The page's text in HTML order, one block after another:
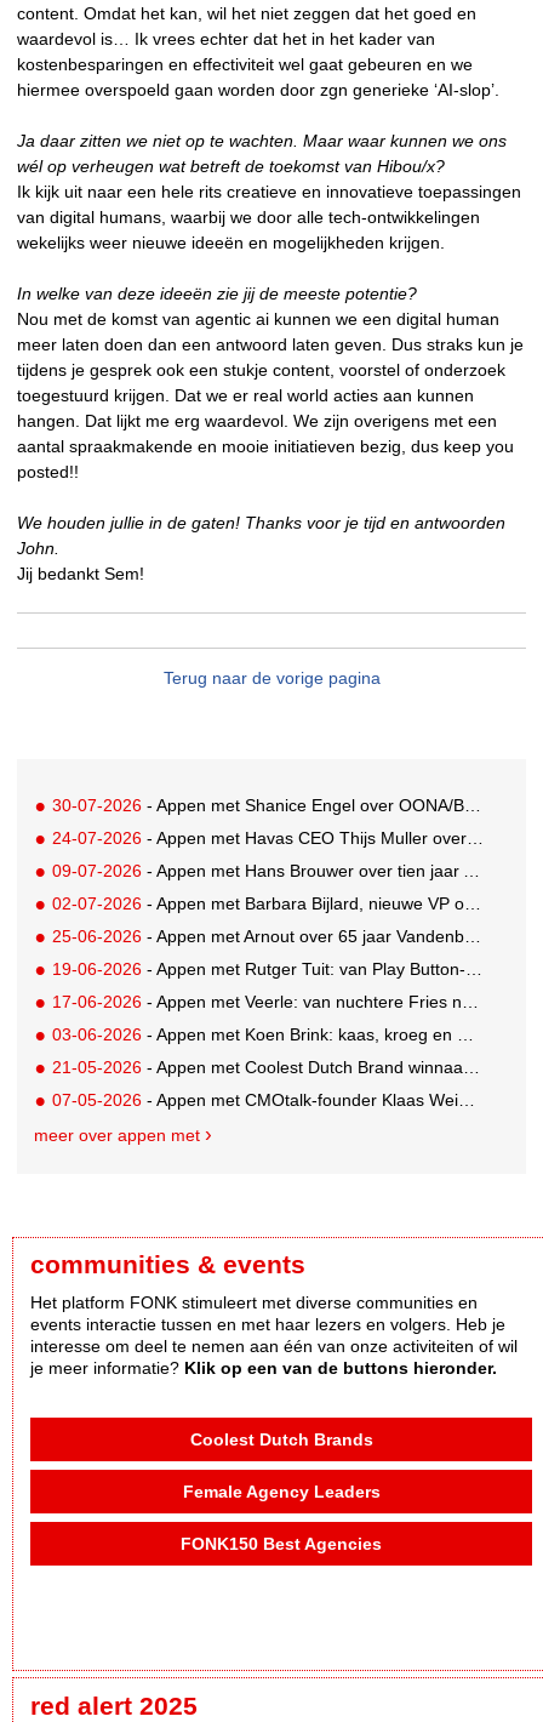
content. Omdat het kan, wil het niet zeggen dat het goed en
waardevol is… Ik vrees echter dat het in het kader van
kostenbesparingen en effectiviteit wel gaat gebeuren en we
hiermee overspoeld gaan worden door zgn generieke ‘AI-slop’.
Ja daar zitten we niet op te wachten. Maar waar kunnen we ons
wél op verheugen wat betreft de toekomst van Hibou/x?
Ik kijk uit naar een hele rits creatieve en innovatieve toepassingen
van digital humans, waarbij we door alle tech-ontwikkelingen
wekelijks weer nieuwe ideeën en mogelijkheden krijgen.
In welke van deze ideeën zie jij de meeste potentie?
Nou met de komst van agentic ai kunnen we een digital human
meer laten doen dan een antwoord laten geven. Dus straks kun je
tijdens je gesprek ook een stukje content, voorstel of onderzoek
toegestuurd krijgen. Dat we er real world acties aan kunnen
hangen. Dat lijkt me erg waardevol. We zijn overigens met een
aantal spraakmakende en mooie initiatieven bezig, dus keep you
posted!!
We houden jullie in de gaten! Thanks voor je tijd en antwoorden
John.
Jij bedankt Sem!
Terug naar de vorige pagina
30-07-2026 - Appen met Shanice Engel over OONA/BAAS' Human Influence Paper
24-07-2026 - Appen met Havas CEO Thijs Muller over de overname van SportVibes
09-07-2026 - Appen met Hans Brouwer over tien jaar A'DAM Toren
02-07-2026 - Appen met Barbara Bijlard, nieuwe VP of Clients bij DEPT
25-06-2026 - Appen met Arnout over 65 jaar Vandenbusken
19-06-2026 - Appen met Rutger Tuit: van Play Button-parkeerplaats tot Grand Prix-stem
17-06-2026 - Appen met Veerle: van nuchtere Fries naar Cannes-correspondent
03-06-2026 - Appen met Koen Brink: kaas, kroeg en Oranjegekte
21-05-2026 - Appen met Coolest Dutch Brand winnaar Caroline van Turennout (Zeeman)
07-05-2026 - Appen met CMOtalk-founder Klaas Weima: met volle zeilen naar de VS
meer over appen met
communities & events
Het platform FONK stimuleert met diverse communities en
events interactie tussen en met haar lezers en volgers. Heb je
interesse om deel te nemen aan één van onze activiteiten of wil
je meer informatie? Klik op een van de buttons hieronder.
Coolest Dutch Brands
Female Agency Leaders
FONK150 Best Agencies
red alert 2025